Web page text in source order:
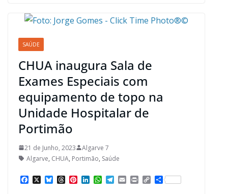
SAÚDE
CHUA inaugura Sala de
Exames Especiais com
equipamento de topo na
Unidade Hospitalar de
Portimão
21 de Junho, 2023
Algarve 7
Algarve, CHUA, Portimão, Saúde
a
X B T
h
P L W
h
T
e
E
m
P C
o
S
h